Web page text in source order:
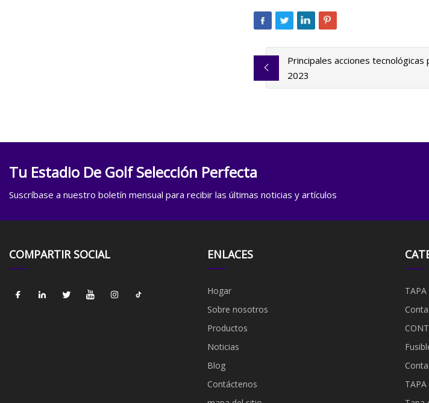
Principales acciones tecnológicas
2023
Tu Estadio De Golf Selección Perfecta
Suscríbase a nuestro boletín mensual para recibir las últimas noticias y artículos
COMPARTIR SOCIAL ENLACES
Hogar
Sobre nosotros
Productos
Noticias
Blog
Contáctenos
TAPA